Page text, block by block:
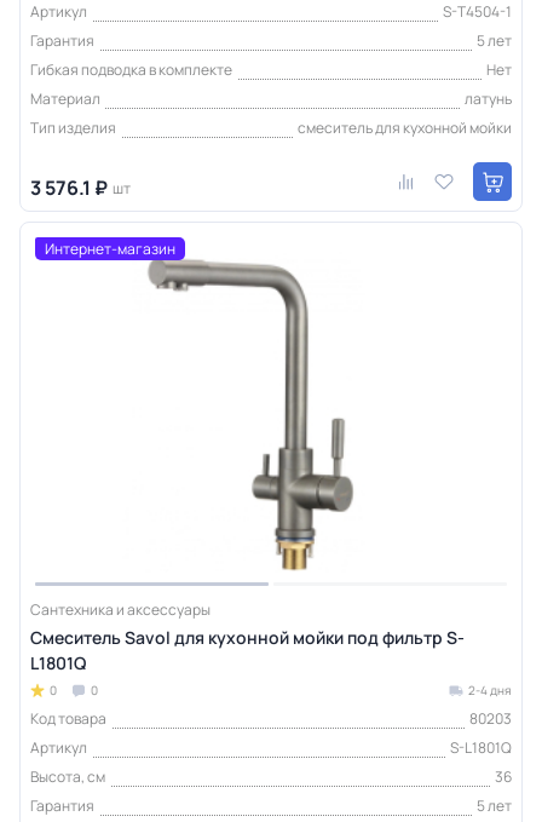
Артикул
S-T4504-1
Гарантия
5 лет
Гибкая подводка в комплекте
Нет
Материал
латунь
Тип изделия
смеситель для кухонной мойки
3 576.1 ₽ шт
Интернет-магазин
Сантехника и аксессуары
Смеситель Savol для кухонной мойки под фильтр S-
L1801Q
0 0 2-4 дня
Код товара
80203
Артикул
S-L1801Q
Высота, см
36
Гарантия
5 лет